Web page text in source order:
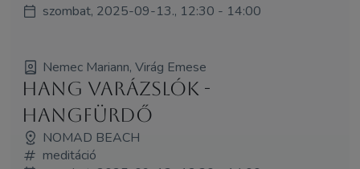
szombat, 2025-09-13., 12:30 - 14:00
Nemec Mariann, Virág Emese
Hang Varázslók -
HANGFÜRDŐ
NOMAD BEACH
meditáció